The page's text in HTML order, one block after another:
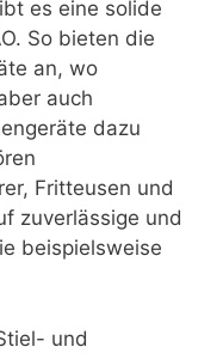
es eine solide
So bieten die
an, wo
auch
dazu
Fritteusen und
zuverlässige und
beispielsweise
und